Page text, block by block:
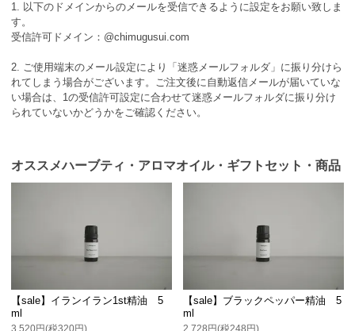
1. 以下のドメインからのメールを受信できるように設定をお願い致しま
す。
受信許可ドメイン：@chimugusui.com
2. ご使用端末のメール設定により「迷惑メールフォルダ」に振り分けら
れてしまう場合がございます。ご注文後に自動返信メールが届いていな
い場合は、1の受信許可設定に合わせて迷惑メールフォルダに振り分け
られていないかどうかをご確認ください。
オススメハーブティ・アロマオイル・ギフトセット・商品
【sale】イランイラン1st精油 5
ml
3,520円(税320円)
【sale】ブラックペッパー精油 5
ml
2,728円(税248円)